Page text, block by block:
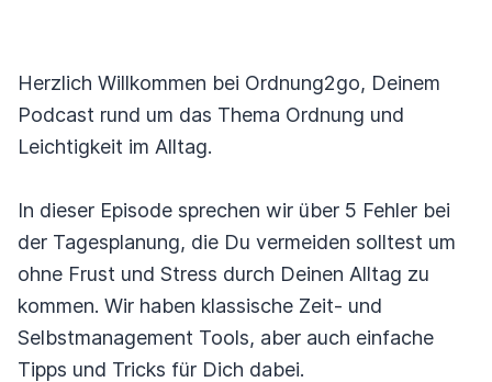
Herzlich Willkommen bei Ordnung2go, Deinem
Podcast rund um das Thema Ordnung und
Leichtigkeit im Alltag.
In dieser Episode sprechen wir über 5 Fehler bei
der Tagesplanung, die Du vermeiden solltest um
ohne Frust und Stress durch Deinen Alltag zu
kommen. Wir haben klassische Zeit- und
Selbstmanagement Tools, aber auch einfache
Tipps und Tricks für Dich dabei.